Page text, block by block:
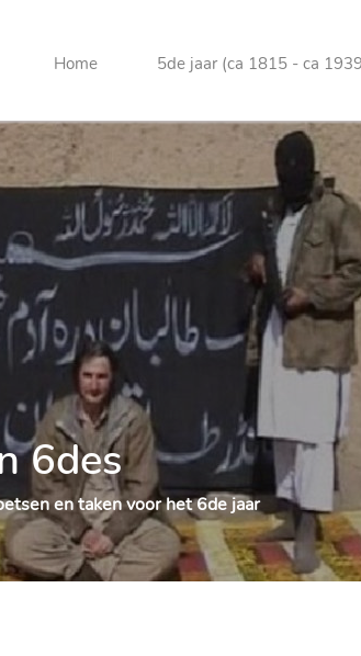
Home 5de jaar (ca 1815 - ca
6des
en taken voor het 6de jaar